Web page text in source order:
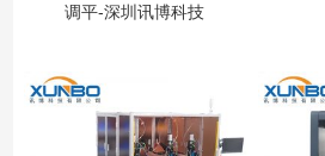
调平-深圳讯博科技